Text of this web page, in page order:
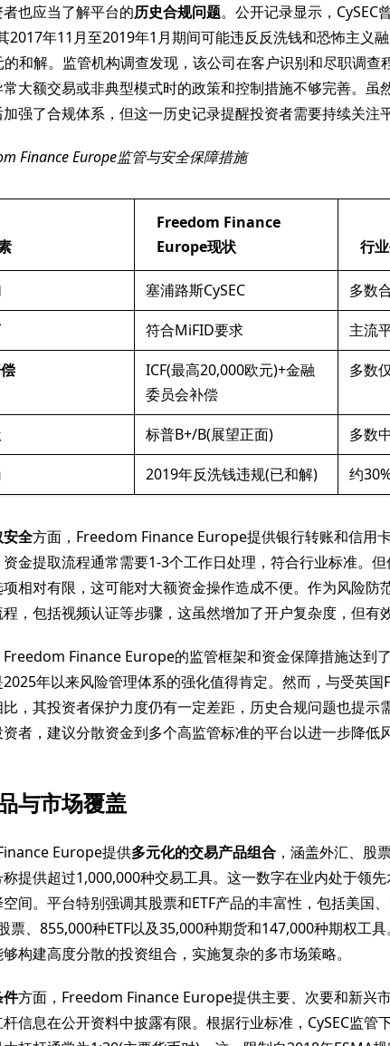
也应当了解平台的历史合规问题。公开记录显示，CySEC
2017年11月至2019年1月期间可能违反反洗钱和恐怖主义
的和解。监管机构调查发现，该公司在客户识别和尽职调查
大额交易或非典型模式时的政策和控制措施不够完善。虽
强了合规体系，但这一历史记录提醒投资者需要持续关注
Finance Europe监管与安全保障措施
Freedom Finance
Europe现状
行
塞浦路斯CySEC
多数
符合MiFID要求
主流
ICF(最高20,000欧元)+金融
委员会补偿
多数
标普B+/B(展望正面)
多数
2019年反洗钱违规(已和解) 约
全方面，Freedom Finance Europe提供银行转账和信用
金提取流程通常需要1-3个工作日处理，符合行业标准。
相对有限，这可能对大额资金操作造成不便。作为风险防
，包括视频认证等步骤，这虽然增加了开户复杂度，但有
Finance Europe的监管框架和资金保障措施达到
年以来风险管理体系的强化值得肯定。然而，与受英国
，其投资者保护力度仍有一定差距，历史合规问题也提示
者，建议分散资金到多个高监管标准的平台以进一步降低风
与市场覆盖
Europe提供多元化的交易产品组合，涵盖外汇、股
提供超过1,000,000种交易工具。这一数字在业内处于领
间。平台特别强调其股票和ETF产品的丰富性，包括美国
票、855,000种ETF以及35,000种期货和147,000种期权工
构建高度分散的投资组合，实施复杂的多市场策略。
方面，Freedom Finance Europe提供主要、次要和新兴
信息在公开资料中披露有限。根据行业标准，CySEC监管